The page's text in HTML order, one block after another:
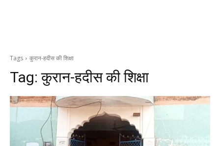
Tags कुरान-हदीस की शिक्षा
Tag:कुरान-हदीस की शिक्षा